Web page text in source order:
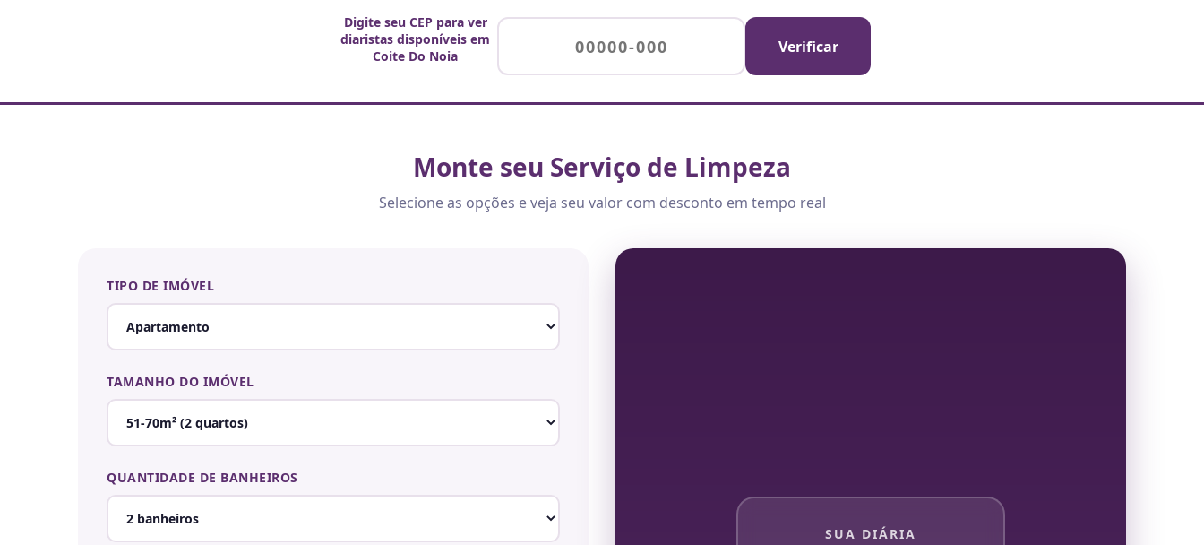
Digite seu CEP para ver
diaristas disponíveis em
Coite Do Noia
Verificar
Monte seu Serviço de Limpeza
Selecione as opções e veja seu valor com desconto em tempo real
TIPO DE IMÓVEL
TAMANHO DO IMÓVEL
QUANTIDADE DE BANHEIROS
SUA DIÁRIA